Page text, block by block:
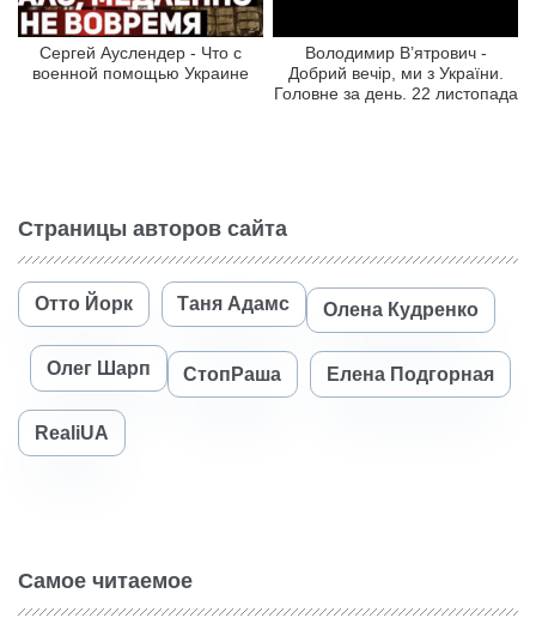
Сергей Ауслендер - Что с
военной помощью Украине
Володимир В’ятрович -
Добрий вечір, ми з України.
Головне за день. 22 листопада
Страницы авторов сайта
Отто Йорк Таня Адамс Олена Кудренко
Олег Шарп СтопРаша Елена Подгорная
RealiUA
Самое читаемое